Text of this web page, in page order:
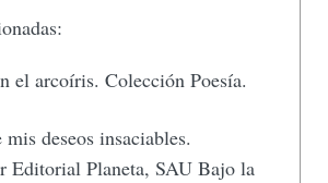
el arcoíris. Colección Poesía.
deseos insaciables.
Editorial Planeta, SAU Bajo la